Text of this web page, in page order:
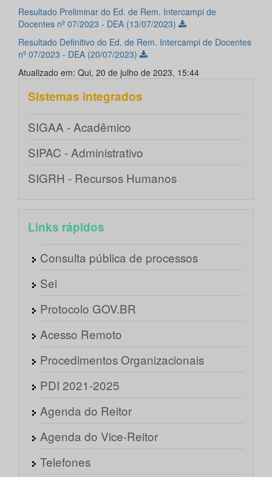
Resultado Preliminar do Ed. de Rem. Intercampi de
Docentes nº 07/2023 - DEA (13/07/2023)
Resultado Definitivo do Ed. de Rem. Intercampi de Docentes
nº 07/2023 - DEA (20/07/2023)
Atualizado em: Qui, 20 de julho de 2023, 15:44
Sistemas integrados
SIGAA - Acadêmico
SIPAC - Administrativo
SIGRH - Recursos Humanos
Links rápidos
Consulta pública de processos
Sei
Protocolo GOV.BR
Acesso Remoto
Procedimentos Organizacionais
PDI 2021-2025
Agenda do Reitor
Agenda do Vice-Reitor
Telefones